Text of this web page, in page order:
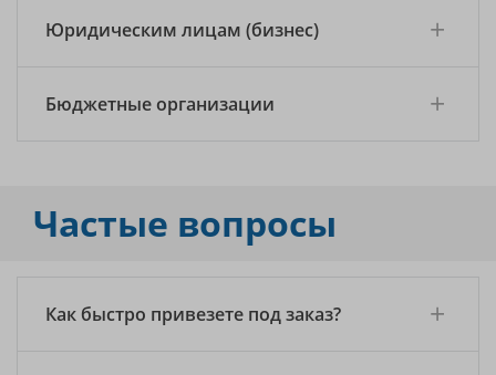
Юридическим лицам (бизнес)
Бюджетные организации
Частые вопросы
Как быстро привезете под заказ?